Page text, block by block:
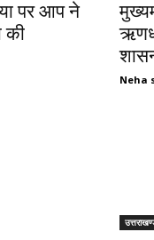
पर आप ने
की
Neha